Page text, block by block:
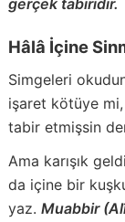
Hâlâ İçine
Simgeleri
işaret kötüye
tabir etmişsin
Ama karışık
da içine bir
yaz. Muabbir